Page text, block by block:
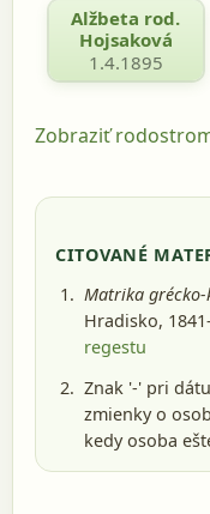
Alžbeta rod.
Hojsaková
1.4.1895
Zobraziť
CITOVANÉ
Matrika
Hradisko,
regestu
Znak '-' pri
zmienky o
kedy osoba